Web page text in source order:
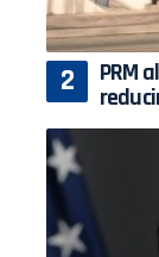
PRM